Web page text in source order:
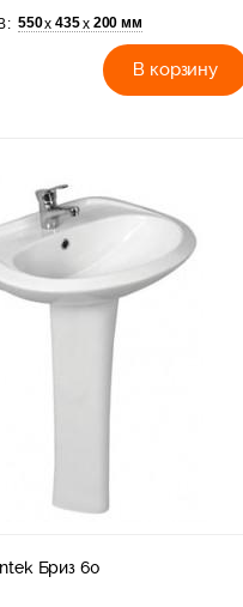
550х 435х 200 мм
В корзину
Бриз 60